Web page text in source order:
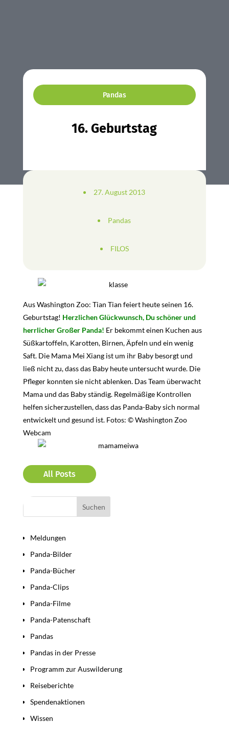
Pandas
16. Geburtstag
27. August 2013
Pandas
FILOS
Aus Washington Zoo: Tian Tian feiert heute seinen 16.
Geburtstag! Herzlichen Glückwunsch, Du schöner und
herrlicher Großer Panda! Er bekommt einen Kuchen aus
Süßkartoffeln, Karotten, Birnen, Äpfeln und ein wenig
Saft.Die Mama Mei Xiang ist um ihr Baby besorgt und
ließ nicht zu, dass das Baby heute untersucht wurde. Die
Pfleger konnten sie nicht ablenken. Das Team überwacht
Mama und das Baby ständig. Regelmäßige Kontrollen
helfen sicherzustellen, dass das Panda-Baby sich normal
entwickelt und gesund ist. Fotos: © Washington Zoo
Webcam
All Posts
Meldungen
Panda-Bilder
Panda-Bücher
Panda-Clips
Panda-Filme
Panda-Patenschaft
Pandas
Pandas in der Presse
Programm zur Auswilderung
Reiseberichte
Spendenaktionen
Wissen